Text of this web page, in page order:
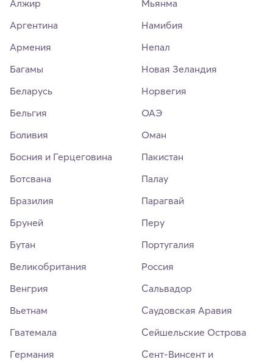
Алжир
Аргентина
Армения
Багамы
Беларусь
Бельгия
Боливия
Босния и Герцеговина
Ботсвана
Бразилия
Бруней
Бутан
Великобритания
Венгрия
Вьетнам
Гватемала
Германия
Мьянма
Намибия
Непал
Новая Зеландия
Норвегия
ОАЭ
Оман
Пакистан
Палау
Парагвай
Перу
Португалия
Россия
Сальвадор
Саудовская Аравия
Сейшельские Острова
Сент-Винсент и